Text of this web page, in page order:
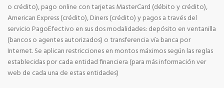
o crédito), pago online con tarjetas MasterCard (débito y crédito),
American Express (crédito), Diners (crédito) y pagos a través del
servicio PagoEfectivo en sus dos modalidades: depósito en ventanilla
(bancos o agentes autorizados) o transferencia vía banca por
Internet. Se aplican restricciones en montos máximos según las reglas
establecidas por cada entidad financiera (para más información ver
web de cada una de estas entidades)